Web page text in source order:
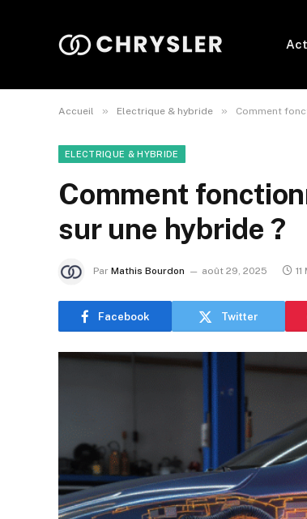
Accueil » Electrique & hybride » Comment
ELECTRIQUE & HYBRIDE
Comment
sur une hybride ?
Par Mathis Bourdon août 29, 2025 11
Facebook Twitter